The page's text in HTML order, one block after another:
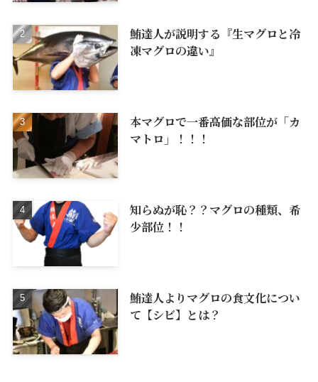
鮪達人が説明する『生マグロと冷
凍マグロの違い』
本マグロで一番高価な部位が「カ
マトロ」！！！
知らぬが恥？？マグロの種類、希
少部位！！
鮪達人よりマグロの食文化につい
て【シビ】とは？